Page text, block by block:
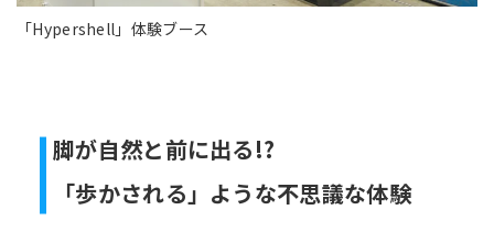
「Hypershell」体験ブース
脚が自然と前に出る!?
「歩かされる」ような不思議な体験